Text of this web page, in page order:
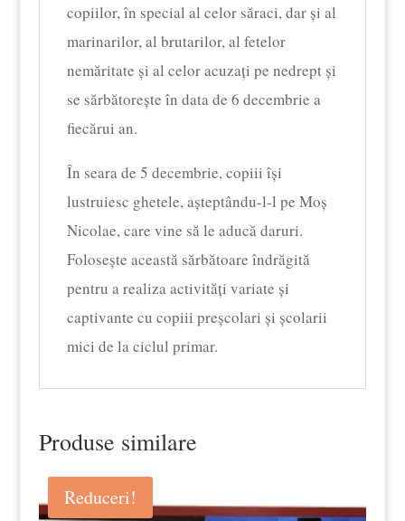
copiilor, în special al celor săraci, dar și al
marinarilor, al brutarilor, al fetelor
nemăritate și al celor acuzați pe nedrept și
se sărbătorește în data de 6 decembrie a
fiecărui an.
În seara de 5 decembrie, copiii își
lustruiesc ghetele, așteptându-l-l pe Moș
Nicolae, care vine să le aducă daruri.
Folosește această sărbătoare îndrăgită
pentru a realiza activități variate și
captivante cu copiii preșcolari și școlarii
mici de la ciclul primar.
Produse similare
Reduceri!